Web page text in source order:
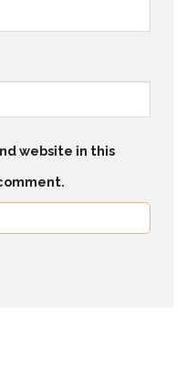
website in this